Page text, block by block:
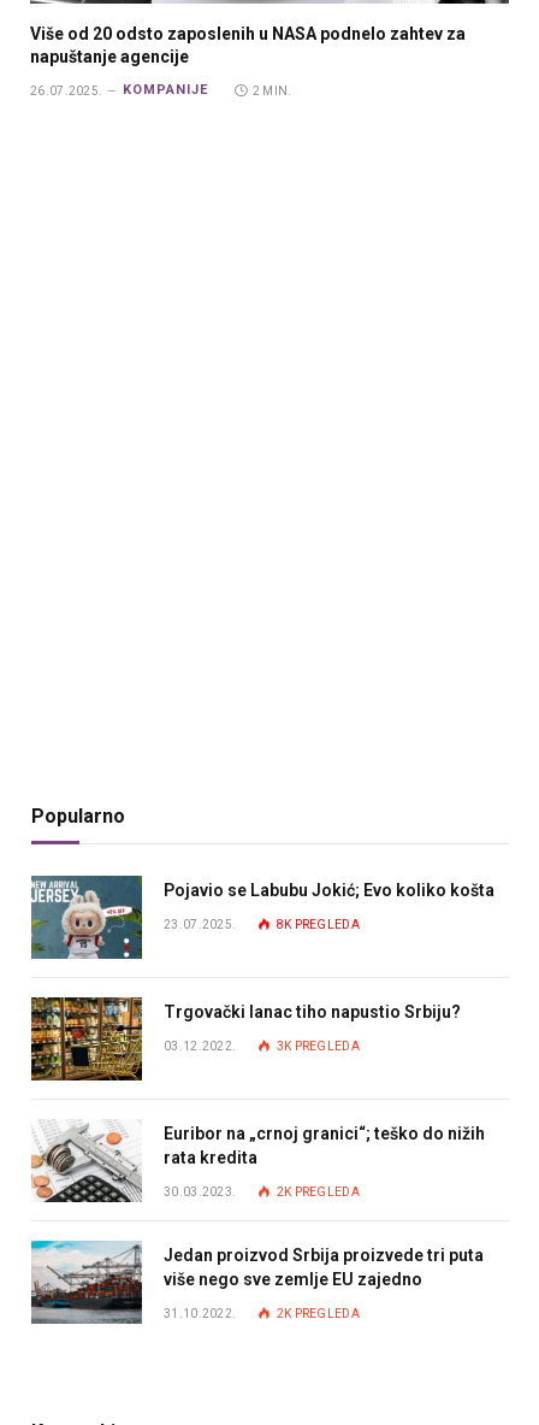
Više od 20 odsto zaposlenih u NASA podnelo zahtev za
napuštanje agencije
26.07.2025. KOMPANIJE 2 MIN.
Popularno
Pojavio se Labubu Jokić; Evo koliko košta
23.07.2025. 8K PREGLEDA
Trgovački lanac tiho napustio Srbiju?
03.12.2022. 3K PREGLEDA
Euribor na „crnoj granici“; teško do nižih
rata kredita
30.03.2023. 2K PREGLEDA
Jedan proizvod Srbija proizvede tri puta
više nego sve zemlje EU zajedno
31.10.2022. 2K PREGLEDA